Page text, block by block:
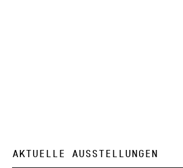
AKTUELLE AUSSTELLUNGEN